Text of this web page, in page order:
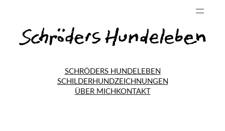
SCHRÖDERS HUNDELEBEN
SCHILDERHUNDZEICHNUNGEN
ÜBER MICHKONTAKT